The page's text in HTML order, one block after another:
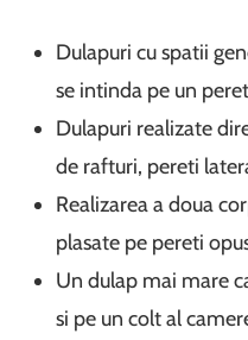
Dulapuri cu spatii
se intinda pe un
Dulapuri realizate
de rafturi, pereti
Realizarea a doua
plasate pe pereti
Un dulap mai mare
si pe un colt al